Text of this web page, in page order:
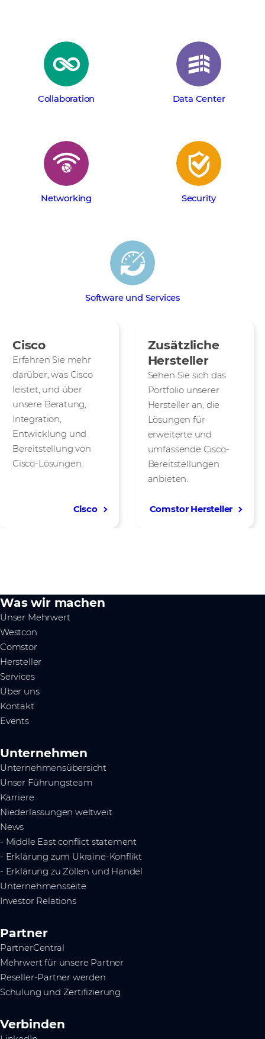
Collaboration Data Center
Networking Security
Software und Services
Cisco
Erfahren Sie mehr
darüber, was Cisco
leistet, und über
unsere Beratung,
Integration,
Entwicklung und
Bereitstellung von
Cisco-Lösungen.
Cisco
Zusätzliche
Hersteller
Sehen Sie sich das
Portfolio unserer
Hersteller an, die
Lösungen für
erweiterte und
umfassende Cisco-
Bereitstellungen
anbieten.
Comstor Hersteller
Was wir machen
Unser Mehrwert
Westcon
Comstor
Hersteller
Services
Über uns
Kontakt
Events
Unternehmen
Unternehmensübersicht
Unser Führungsteam
Karriere
Niederlassungen weltweit
News
- Middle East conflict statement
- Erklärung zum Ukraine-Konflikt
- Erklärung zu Zöllen und Handel
Unternehmensseite
Investor Relations
Partner
PartnerCentral
Mehrwert für unsere Partner
Reseller-Partner werden
Schulung und Zertifizierung
Verbinden